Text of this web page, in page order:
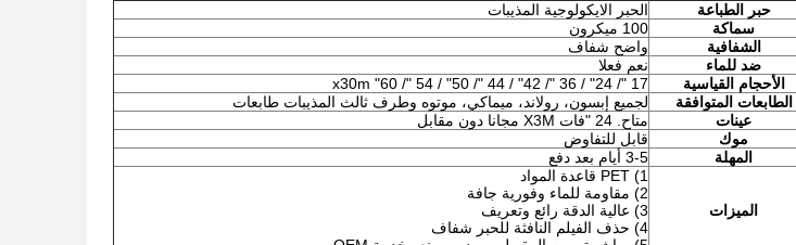
حبر الطباعة
الحبر الايكولوجية المذيبات
سماكة
100 ميكرون
الشفافية
واضح شفاف
ضد للماء
نعم فعلا
الأحجام القياسية
17 "/ 24" / 36 "/ 42" / 44 "/ 50" / 54 "/ 60" x30m
الطابعات المتوافقة
لجميع إبسون، رولاند، ميماكي، موتوه وطرف ثالث المذيبات طابعات
عينات
متاح. 24 "فات X3M مجانا دون مقابل
موك
قابل للتفاوض
المهلة
3-5 أيام بعد دفع
الميزات
1) PET قاعدة المواد
2) مقاومة للماء وفورية جافة
3) عالية الدقة رائع وتعريف
4) حذف الفيلم النافثة للحبر شفاف